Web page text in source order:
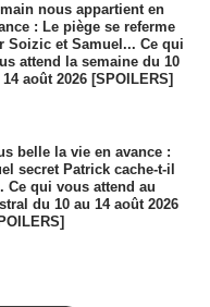
nous appartient en
: Le piège se referme
Soizic et Samuel... Ce qui
attend la semaine du 10
août 2026 [SPOILERS]
belle la vie en avance :
secret Patrick cache-t-il
Ce qui vous attend au
du 10 au 14 août 2026